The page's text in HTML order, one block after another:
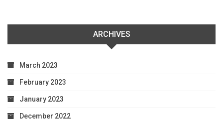
ARCHIVES
March 2023
February 2023
January 2023
December 2022